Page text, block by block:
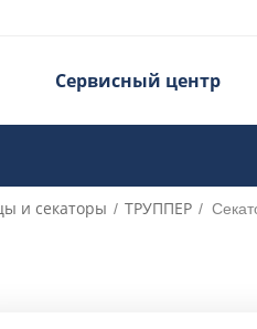
Сервисный центр
и секаторы / ТРУППЕР /